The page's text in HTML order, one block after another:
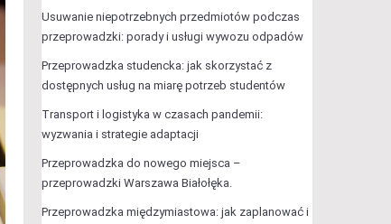
Usuwanie niepotrzebnych przedmiotów podczas
przeprowadzki: porady i usługi wywozu odpadów
Przeprowadzka studencka: jak skorzystać z
dostępnych usług na miarę potrzeb studentów
Transport i logistyka w czasach pandemii:
wyzwania i strategie adaptacji
Przeprowadzka do nowego miejsca –
przeprowadzki Warszawa Białołęka.
Przeprowadzka międzymiastowa: jak zaplanować i